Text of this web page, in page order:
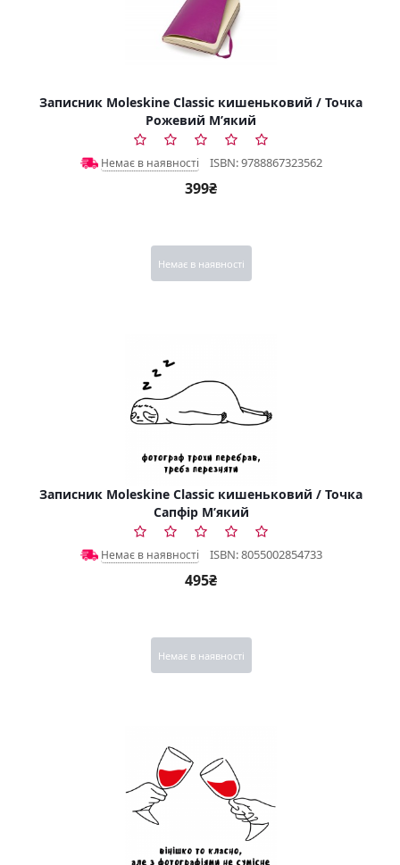
Записник Moleskine Classic кишеньковий / Точка
Рожевий М’який
Немає в наявності ISBN: 9788867323562
399₴
Немає в наявності
Записник Moleskine Classic кишеньковий / Точка
Сапфір М’який
Немає в наявності ISBN: 8055002854733
495₴
Немає в наявності